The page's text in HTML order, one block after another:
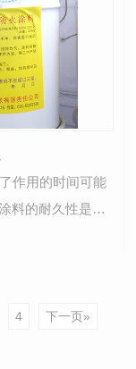
作用的时间可能
料的耐久性是非
料的耐久性…
4 下一页»